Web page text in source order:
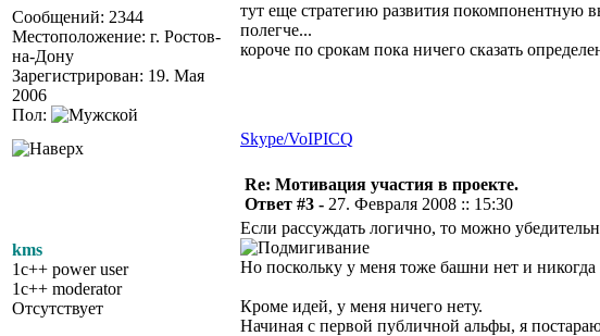
Сообщений: 2344
Местоположение: г. Ростов-
на-Дону
Зарегистрирован: 19. Мая
2006
Пол:
тут еще стратегию развития покомпонентную
полегче...
короче по срокам пока ничего сказать
Skype/VoIPICQ
kms
1c++ power user
1c++ moderator
Отсутствует
Re: Мотивация участия в проекте.
Ответ #3 - 27. Февраля 2008 :: 15:30
Если рассуждать логично, то можно
Но поскольку у меня тоже башни нет и
Кроме идей, у меня ничего нету.
Начиная с первой публичной альфы, я